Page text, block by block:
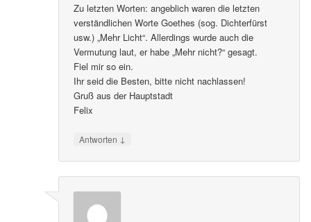
Zu letzten Worten: angeblich waren die letzten
verständlichen Worte Goethes (sog. Dichterfürst
usw.) „Mehr Licht“. Allerdings wurde auch die
Vermutung laut, er habe „Mehr nicht?“ gesagt.
Fiel mir so ein.
Ihr seid die Besten, bitte nicht nachlassen!
Gruß aus der Hauptstadt
Felix
Antworten ↓